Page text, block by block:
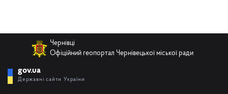
Чернівці
Офіційний геопортал Чернівецької міської ради
gov.ua
Державні сайти України